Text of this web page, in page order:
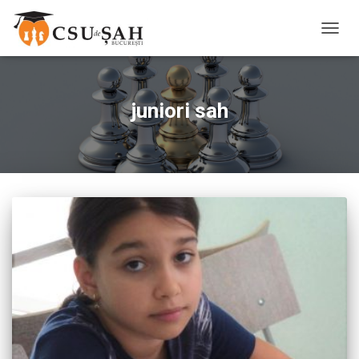
juniori sah